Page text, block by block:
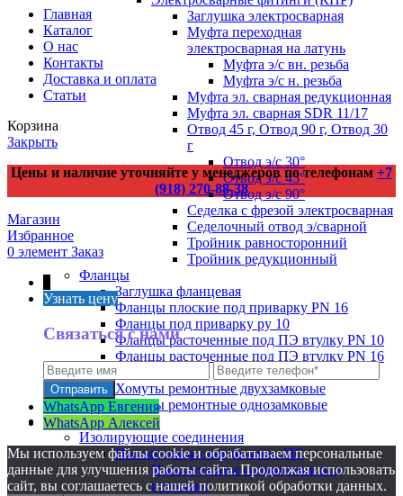
Заглушка электросварная
Муфта переходная
электросварная на латунь
Муфта э/с вн. резьба
Муфта э/с н. резьба
Муфта эл. cварная редукционная
Муфта эл. сварная SDR 11/17
Отвод 45 г, Отвод 90 г, Отвод 30
г
Отвод э/с 30°
Отвод э/с 45°
Отвод э/с 90°
Седелка с фрезой электросварная
Седелочный отвод э/сварной
Тройник равносторонний
Тройник редукционный
Фланцы
Заглушка фланцевая
Фланцы плоские под приварку PN 16
Фланцы под приварку ру 10
Фланцы расточенные под ПЭ втулку PN 10
Фланцы расточенные под ПЭ втулку PN 16
Хомуты ремонтные
Хомуты ремонтные двухзамковые
Хомуты ремонтные однозамковые
Газоснабжение
Изолирующие соединения
Изолирующие соединение ИС
Изолирующие соединения под
приварку
Главная
Каталог
О нас
Контакты
Доставка и оплата
Статьи
Корзина
Закрыть
Цены и наличие уточняйте у менеджеров по телефонам +7
(918) 270-88-38
Магазин
Избранное
0 элемент Заказ
Узнать цену
Связаться с нами
WhatsApp Евгения
WhatsApp Алексей
Мы используем файлы cookie и обрабатываем персональные
данные для улучшения работы сайта. Продолжая использовать
сайт, вы соглашаетесь с нашей политикой обработки данных.